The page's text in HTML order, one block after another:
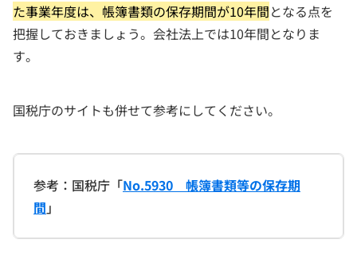
た事業年度は、帳簿書類の保存期間が10年間となる点を
把握しておきましょう。会社法上では10年間となりま
す。
国税庁のサイトも併せて参考にしてください。
参考：国税庁「No.5930 帳簿書類等の保存期
間 」